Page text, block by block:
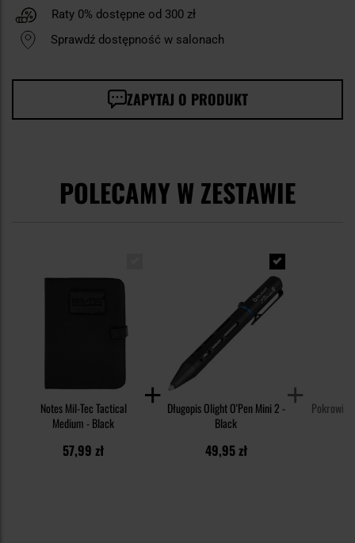
Raty 0% dostępne od 300 zł
Sprawdź dostępność w salonach
ZAPYTAJ O PRODUKT
POLECAMY W ZESTAWIE
Notes Mil-Tec Tactical
Medium - Black
57,99 zł
Długopis Olight O'Pen Mini 2 -
Black
49,95 zł